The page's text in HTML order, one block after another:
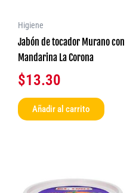
Higiene
Jabón de tocador Murano con
Mandarina La Corona
$13.30
Añadir al carrito